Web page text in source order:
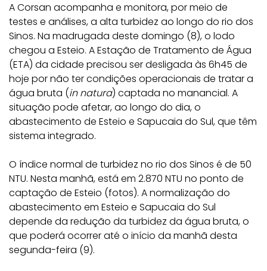
A Corsan acompanha e monitora, por meio de
testes e análises, a alta turbidez ao longo do rio dos
Sinos. Na madrugada deste domingo (8), o lodo
chegou a Esteio. A Estação de Tratamento de Água
(ETA) da cidade precisou ser desligada às 6h45 de
hoje por não ter condições operacionais de tratar a
água bruta (in natura) captada no manancial. A
situação pode afetar, ao longo do dia, o
abastecimento de Esteio e Sapucaia do Sul, que têm
sistema integrado.
O índice normal de turbidez no rio dos Sinos é de 50
NTU. Nesta manhã, está em 2.870 NTU no ponto de
captação de Esteio (fotos). A normalização do
abastecimento em Esteio e Sapucaia do Sul
depende da redução da turbidez da água bruta, o
que poderá ocorrer até o início da manhã desta
segunda-feira (9).